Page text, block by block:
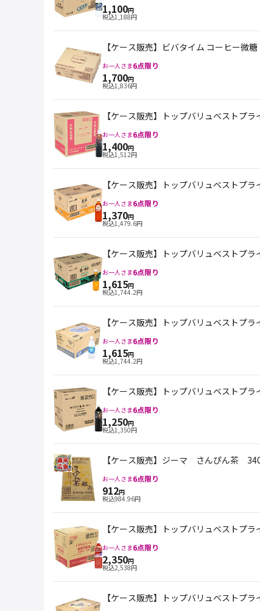
1,100円
税込1,188円
【ケース販売】ビバタイム コーヒー微
お一人さま6点限り
1,700円
税込1,836円
【ケース販売】トップバリュベストプ
お一人さま6点限り
1,400円
税込1,512円
【ケース販売】トップバリュベストプ
お一人さま6点限り
1,370円
税込1,479.6円
【ケース販売】トップバリュベストプ
お一人さま6点限り
1,615円
税込1,744.2円
【ケース販売】トップバリュベスト
お一人さま6点限り
1,615円
税込1,744.2円
【ケース販売】トップバリュベストプ
お一人さま6点限り
1,250円
税込1,350円
【ケース販売】ジーマ さんぴん茶
お一人さま6点限り
912円
税込984.96円
【ケース販売】トップバリュベストプ
お一人さま6点限り
2,350円
税込2,538円
【ケース販売】トップバリュベストプ